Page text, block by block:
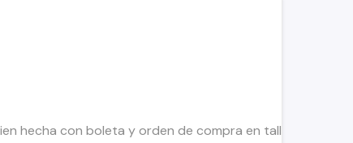
hecha con boleta y orden de compra en taller SyM